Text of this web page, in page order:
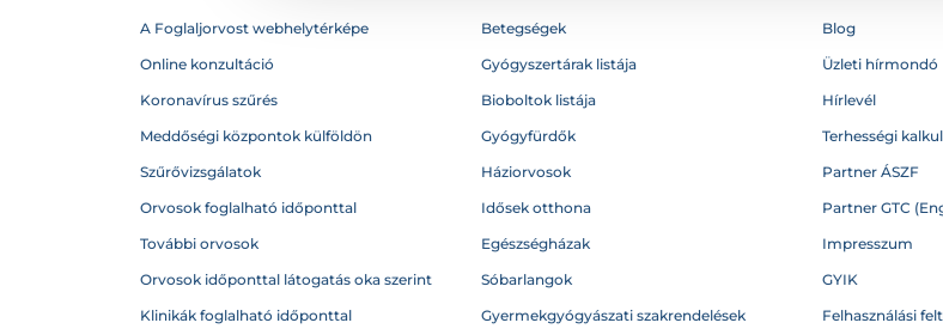
A Foglaljorvost webhelytérképe
Online konzultáció
Koronavírus szűrés
Meddőségi központok külföldön
Szűrővizsgálatok
Orvosok foglalható időponttal
További orvosok
Orvosok időponttal látogatás oka szerint
Klinikák foglalható időponttal
Betegségek
Gyógyszertárak listája
Bioboltok listája
Gyógyfürdők
Háziorvosok
Idősek otthona
Egészségházak
Sóbarlangok
Gyermekgyógyászati szakrendelések
Blog
Üzleti hírmondó
Hírlevél
Terhességi
Partner ÁSZF
Partner GTC
Impresszum
GYIK
Felhasználási